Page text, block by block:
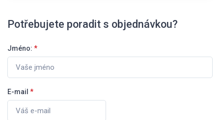
Potřebujete poradit s objednávkou?
Jméno: *
E-mail *